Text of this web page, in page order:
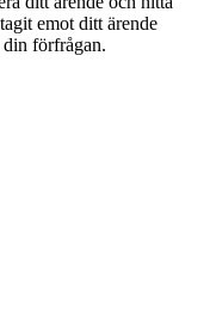
emot ditt ärende
förfrågan.